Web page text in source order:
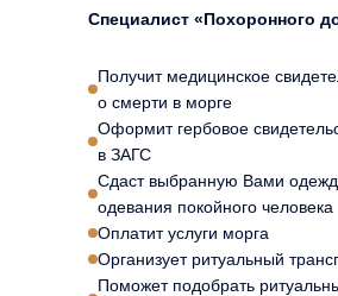
Специалист «Похоронного
Получит медицинское
о смерти в морге
Оформит гербовое
в ЗАГС
Сдаст выбранную Вами
одевания покойного человека
Оплатит услуги морга
Организует ритуальный
Поможет подобрать